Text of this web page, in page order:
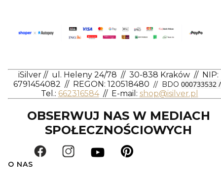
iSilver // ul. Heleny 24/78 // 30-838 Kraków // NIP:
6791454082 // REGON: 120518480 // BDO 000733532
Tel.: 662316584 // E-mail: shop@isilver.pl
OBSERWUJ NAS W MEDIACH
SPOŁECZNOŚCIOWYCH
O NAS